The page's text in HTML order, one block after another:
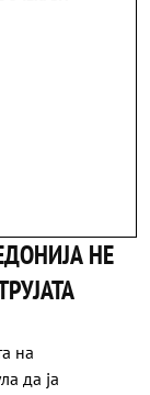
НЕ
на
да ја